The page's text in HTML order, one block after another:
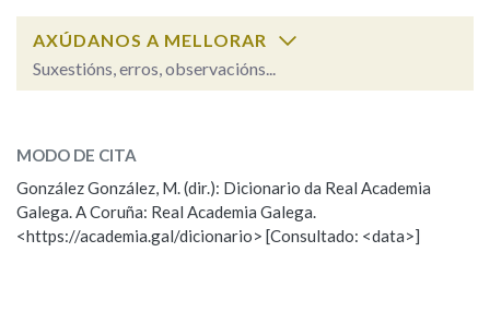
Nas definicións
Nos exemplos
AXÚDANOS A MELLORAR
Suxestións, erros, observacións...
ESCOLLE UNHA OPCIÓN:
Observación Hai un erro na palabra
Propoño mellorar a definición
MODO DE CITA
González González, M. (dir.): Dicionario da Real Academia
Galega. A Coruña: Real Academia Galega.
<https://academia.gal/dicionario> [Consultado: <data>]